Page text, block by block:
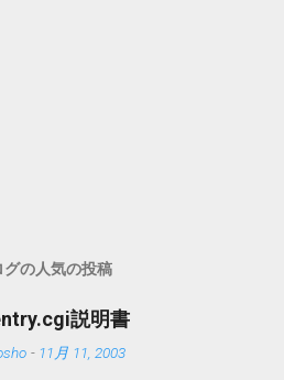
グの人気の投稿
説明書
- 11月 11, 2003